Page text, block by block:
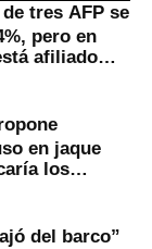
tres AFP se
pero en
afiliado
en jaque
los
del barco”